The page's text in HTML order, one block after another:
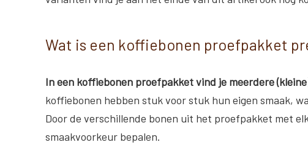
Wat is een koffiebonen proefpakket
In een koffiebonen proefpakket vind je meerdere
koffiebonen hebben stuk voor stuk hun eigen smaak,
Door de verschillende bonen uit het proefpakket met
smaakvoorkeur bepalen.